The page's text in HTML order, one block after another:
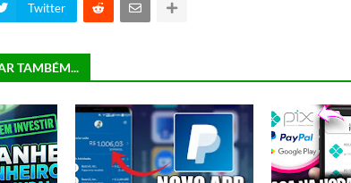
Twitter
TAMBÉM...